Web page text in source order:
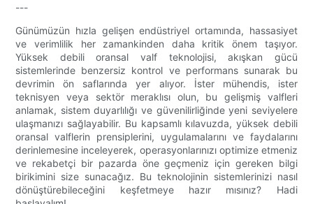
---
Günümüzün hızla gelişen endüstriyel ortamında, hassasiyet
ve verimlilik her zamankinden daha kritik önem taşıyor.
Yüksek debili oransal valf teknolojisi, akışkan gücü
sistemlerinde benzersiz kontrol ve performans sunarak bu
devrimin ön saflarında yer alıyor. İster mühendis, ister
teknisyen veya sektör meraklısı olun, bu gelişmiş valfleri
anlamak, sistem duyarlılığı ve güvenilirliğinde yeni seviyelere
ulaşmanızı sağlayabilir. Bu kapsamlı kılavuzda, yüksek debili
oransal valflerin prensiplerini, uygulamalarını ve faydalarını
derinlemesine inceleyerek, operasyonlarınızı optimize etmeniz
ve rekabetçi bir pazarda öne geçmeniz için gereken bilgi
birikimini size sunacağız. Bu teknolojinin sistemlerinizi nasıl
dönüştürebileceğini keşfetmeye hazır mısınız? Hadi